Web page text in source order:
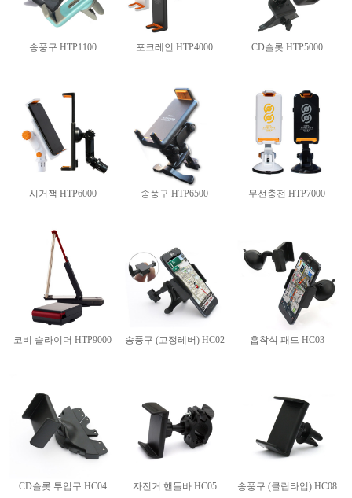
송풍구 HTP1100 포크레인 HTP4000 CD슬롯 HTP5000
시거잭 HTP6000 송풍구 HTP6500 무선충전 HTP7000
코비 슬라이더 HTP9000 송풍구 (고정레버) HC02 흡착식 패드 HC03
CD슬롯 투입구 HC04 자전거 핸들바 HC05 송풍구 (클립타입) HC08